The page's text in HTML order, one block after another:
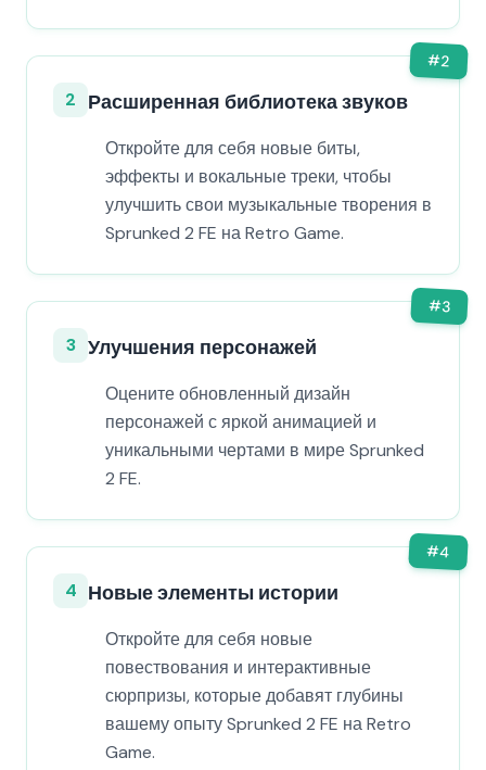
#2
2 Расширенная библиотека звуков
Откройте для себя новые биты,
эффекты и вокальные треки, чтобы
улучшить свои музыкальные творения в
Sprunked 2 FE на Retro Game.
#3
3 Улучшения персонажей
Оцените обновленный дизайн
персонажей с яркой анимацией и
уникальными чертами в мире Sprunked
2 FE.
#4
4 Новые элементы истории
Откройте для себя новые
повествования и интерактивные
сюрпризы, которые добавят глубины
вашему опыту Sprunked 2 FE на Retro
Game.